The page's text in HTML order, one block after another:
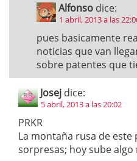
Alfonso dice:
1 abril, 2013 a las
pues basicamente
noticias que van
sobre patentes que
Josej dice:
5 abril, 2013 a las 20:02
PRKR
La montaña rusa de
sorpresas; hoy sube algo